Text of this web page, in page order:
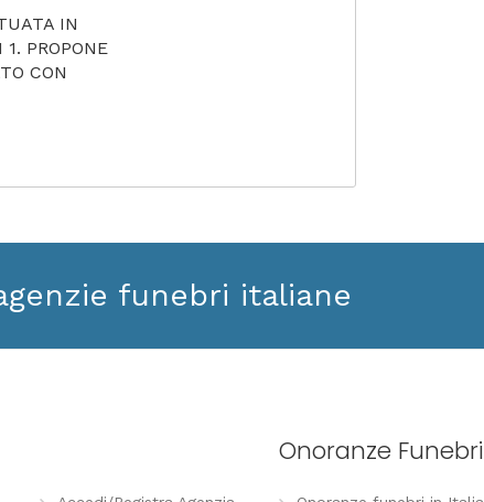
IN
PROPONE
CON
funebri italiane
Onoranze Funebri